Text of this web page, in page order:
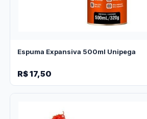
Espuma Expansiva 500ml Unipega
R$ 17,50